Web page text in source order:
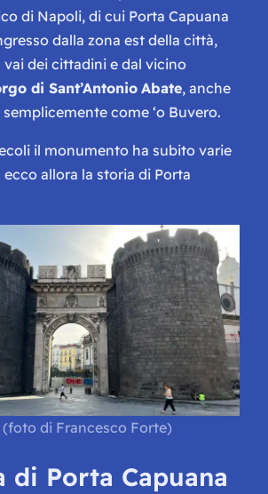
di Napoli, di cui Porta Capuana
dalla zona est della città,
vai dei cittadini e dal vicino
di Sant’Antonio Abate, anche
come‘o Buvero.
il monumento ha subito varie
allora la storia di Porta
(foto di Francesco Forte)
di Porta Capuana